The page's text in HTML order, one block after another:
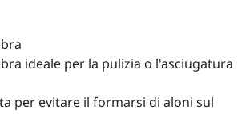
ideale per la pulizia o l'asciugatura
per evitare il formarsi di aloni sul